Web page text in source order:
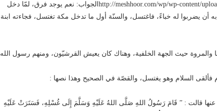
http://meshhoor.com/wp/wp-content/uploads/2017/11/AUD-20171113-WA0029.mp3الجواب: نعم يوجد فرق، لمّا دخل
أن يضربوا له خباءً، فاغتسل، والسنّة أول ما تدخل مكة تغتسل، فجاءته ابنة
والمروة حيث الجهة الخلفية، وهناك كان يعيش القرشيّون، ومنهم رسول الله
فألقى السلام وهو يغتسل، والقصّة في الصحيح وهذا نصها :
رضي الله عنها قالت : ” قَامَ رَسُولُ اللهِ صَلَّى اللهُ عَلَيْهِ وَسَلَّمَ إِلَى غُسْلِهِ، فَسَتَرَتْ عَلَيْهِ